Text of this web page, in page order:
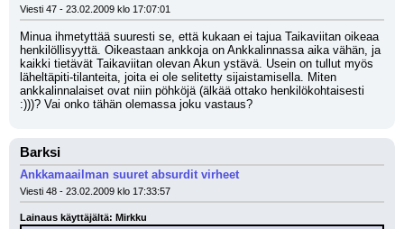
Viesti 47 - 23.02.2009 klo 17:07:01
Minua ihmetyttää suuresti se, että kukaan ei tajua Taikaviitan oikeaa
henkilöllisyyttä. Oikeastaan ankkoja on Ankkalinnassa aika vähän, ja
kaikki tietävät Taikaviitan olevan Akun ystävä. Usein on tullut myös
läheltäpiti-tilanteita, joita ei ole selitetty sijaistamisella. Miten
ankkalinnalaiset ovat niin pöhköjä (älkää ottako henkilökohtaisesti
:)))? Vai onko tähän olemassa joku vastaus?
Barksi
Ankkamaailman suuret absurdit virheet
Viesti 48 - 23.02.2009 klo 17:33:57
Lainaus käyttäjältä: Mirkku